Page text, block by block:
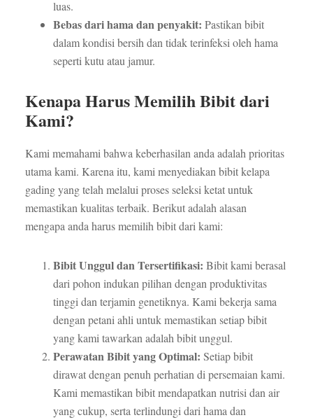
luas.
Bebas dari hama dan penyakit: Pastikan bibit
dalam kondisi bersih dan tidak terinfeksi oleh hama
seperti kutu atau jamur.
Kenapa Harus Memilih Bibit dari
Kami?
Kami memahami bahwa keberhasilan anda adalah prioritas
utama kami. Karena itu, kami menyediakan bibit kelapa
gading yang telah melalui proses seleksi ketat untuk
memastikan kualitas terbaik. Berikut adalah alasan
mengapa anda harus memilih bibit dari kami:
Bibit Unggul dan Tersertifikasi: Bibit kami berasal
dari pohon indukan pilihan dengan produktivitas
tinggi dan terjamin genetiknya. Kami bekerja sama
dengan petani ahli untuk memastikan setiap bibit
yang kami tawarkan adalah bibit unggul.
Perawatan Bibit yang Optimal: Setiap bibit
dirawat dengan penuh perhatian di persemaian kami.
Kami memastikan bibit mendapatkan nutrisi dan air
yang cukup, serta terlindungi dari hama dan